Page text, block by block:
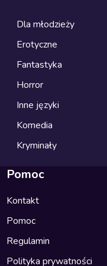
Dla młodzieży
Erotyczne
Fantastyka
Horror
Inne języki
Komedia
Kryminały
Pomoc
Kontakt
Pomoc
Regulamin
Polityka prywatności